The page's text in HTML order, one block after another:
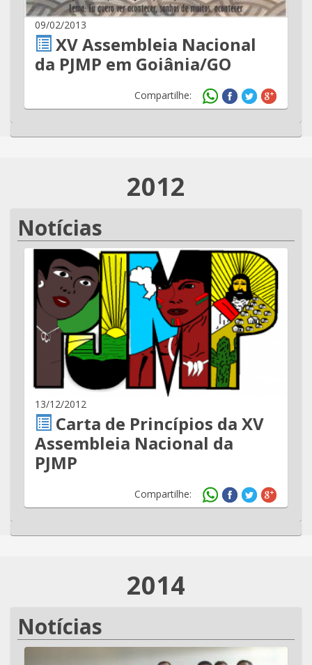
09/02/2013
XV Assembleia Nacional
da PJMP em Goiânia/GO
Compartilhe:
2012
Notícias
13/12/2012
Carta de Princípios da XV
Assembleia Nacional da
PJMP
Compartilhe:
2014
Notícias